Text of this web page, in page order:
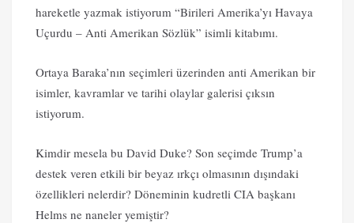
hareketle yazmak istiyorum “Birileri Amerika’yı Havaya
Uçurdu – Anti Amerikan Sözlük” isimli kitabımı.
Ortaya Baraka’nın seçimleri üzerinden anti Amerikan bir
isimler, kavramlar ve tarihi olaylar galerisi çıksın
istiyorum.
Kimdir mesela bu David Duke? Son seçimde Trump’a
destek veren etkili bir beyaz ırkçı olmasının dışındaki
özellikleri nelerdir? Döneminin kudretli CIA başkanı
Helms ne naneler yemiştir?